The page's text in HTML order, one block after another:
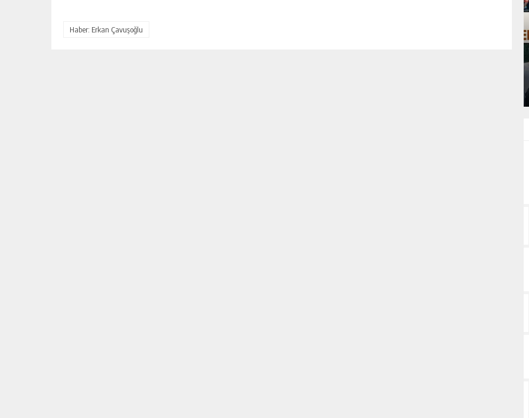
Haber: Erkan Çavuşoğlu
DEVREK’TE SAĞLIK HIZMETLERI